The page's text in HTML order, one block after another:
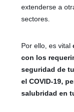
extenderse a
sectores.
Por ello, es vital
con los
seguridad de
el COVID-19,
salubridad en